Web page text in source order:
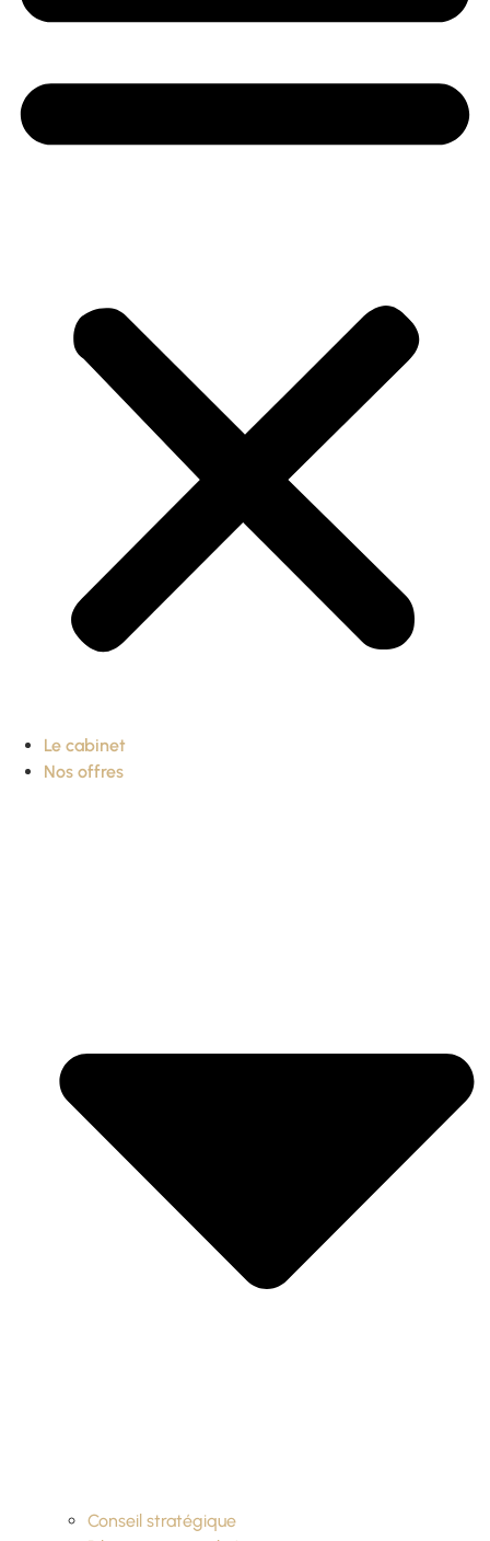
Le cabinet
Nos offres
Conseil stratégique